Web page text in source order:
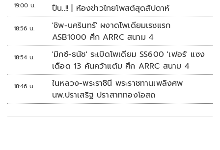
19:00 น. ปืน..!! | ห้องข่าวไทยโพสต์สุดสัปดาห์
18:56 น.
'ชิพ-นครินทร์' ผงาดโพเดียมเรซแรก
ASB1000 ศึก ARRC สนาม 4
18:54 น.
'มิกซ์-ธนัช' ระเบิดโพเดียม SS600 'เฟอร์' แซง
เดือด 13 คันคว้าแต้ม ศึก ARRC สนาม 4
18:46 น.
ในหลวง-พระราชินี พระราชทานเพลิงศพ
นพ.ปราเสริฐ ปราสาททองโอสถ